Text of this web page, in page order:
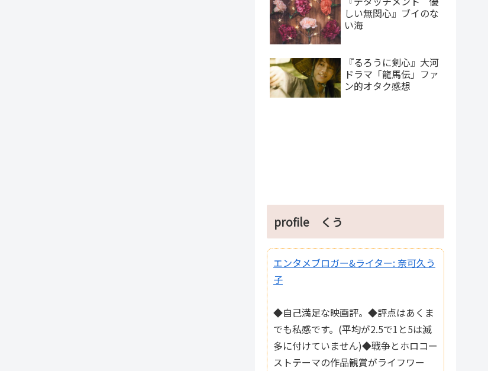
しい無関心』ブイのな
い海
『るろうに剣心』大河
ドラマ「龍馬伝」ファ
ン的オタク感想
profile くう
エンタメブロガー&ライター: 奈可久う
子
◆自己満足な映画評。◆評点はあくま
でも私感です。(平均が2.5で1と5は滅
多に付けていません)◆戦争とホロコー
ストテーマの作品観賞がライフワー